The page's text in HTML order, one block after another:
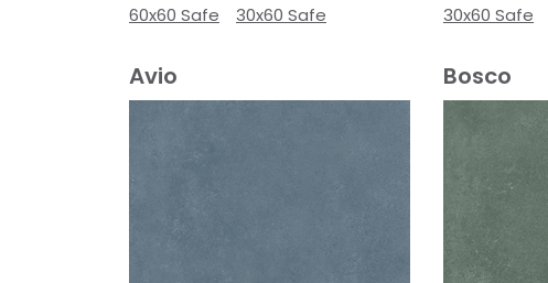
60x60 Safe
30x60 Safe
30x60 Safe
Avio Bosco